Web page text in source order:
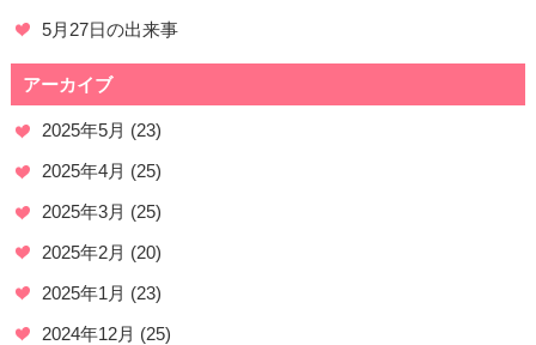
5月27日の出来事
アーカイブ
2025年5月 (23)
2025年4月 (25)
2025年3月 (25)
2025年2月 (20)
2025年1月 (23)
2024年12月 (25)